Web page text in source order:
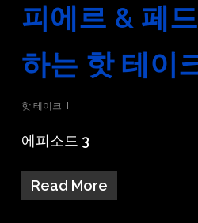
피에르 & 페
하는 핫 테이
핫 테이크
에피소드 3
Read More